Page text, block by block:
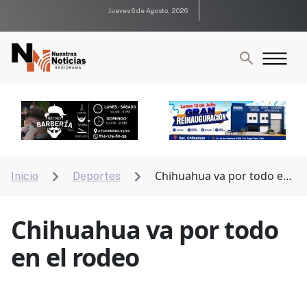
Jueves 6 de Agosto, 2026
Inicio  Deportes 
Chihuahua va por todo en
Chihuahua va por todo
en el rodeo